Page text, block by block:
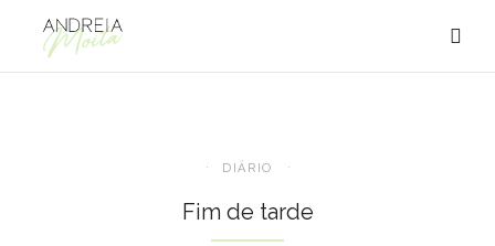
DIÁRIO
Fim de tarde